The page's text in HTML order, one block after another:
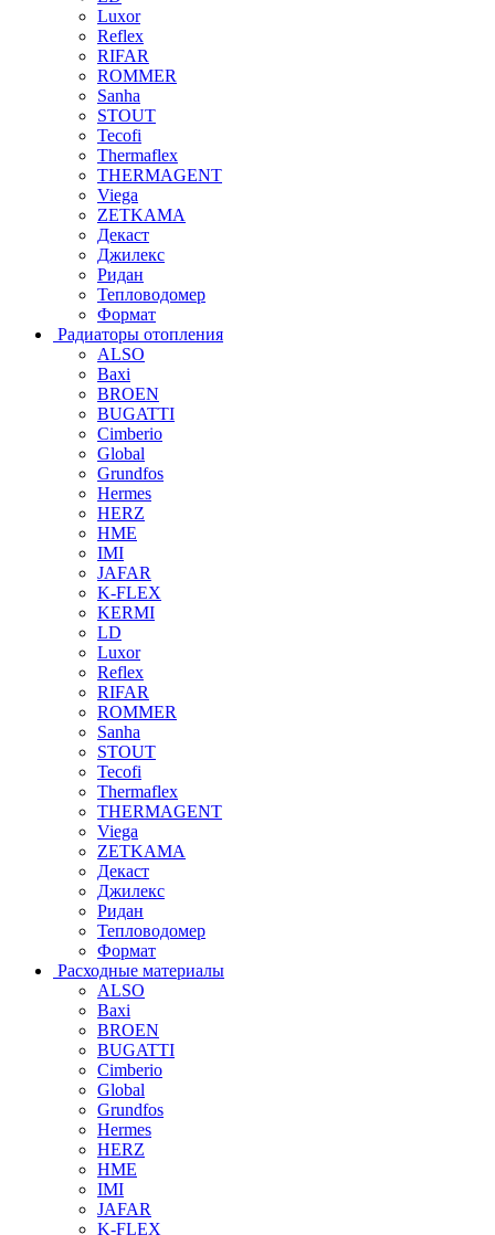
Luxor
Reflex
RIFAR
ROMMER
Sanha
STOUT
Tecofi
Thermaflex
THERMAGENT
Viega
ZETKAMA
Декаст
Джилекс
Ридан
Тепловодомер
Формат
Радиаторы отопления
ALSO
Baxi
BROEN
BUGATTI
Cimberio
Global
Grundfos
Hermes
HERZ
HME
IMI
JAFAR
K-FLEX
KERMI
LD
Luxor
Reflex
RIFAR
ROMMER
Sanha
STOUT
Tecofi
Thermaflex
THERMAGENT
Viega
ZETKAMA
Декаст
Джилекс
Ридан
Тепловодомер
Формат
Расходные материалы
ALSO
Baxi
BROEN
BUGATTI
Cimberio
Global
Grundfos
Hermes
HERZ
HME
IMI
JAFAR
K-FLEX